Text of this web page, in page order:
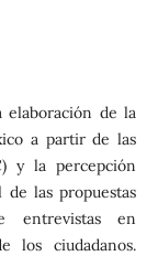
elaboración de la
a partir de las
y la percepción
de las propuestas
entrevistas en
los ciudadanos.